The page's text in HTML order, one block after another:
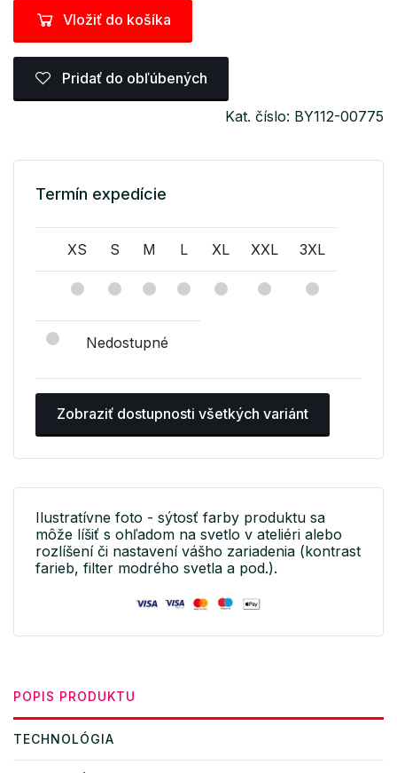
Vložiť do košíka
Pridať do obľúbených
Kat. číslo: BY112-00775
Termín expedície
XS S M L XL XXL 3XL
Nedostupné
Zobraziť dostupnosti všetkých variánt
Ilustratívne foto - sýtosť farby produktu sa
môže líšiť s ohľadom na svetlo v ateliéri alebo
rozlíšení či nastavení vášho zariadenia (kontrast
farieb, filter modrého svetla a pod.).
POPIS PRODUKTU
TECHNOLÓGIA